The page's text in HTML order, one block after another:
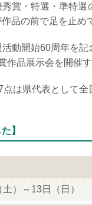
賞・特選・準特選
品の前で足を止め
動開始60周年を記
作品展示会を開催す
点は県代表として全
】
）～13日（日）